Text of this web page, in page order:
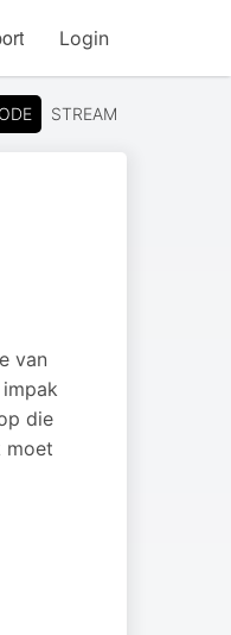
Login
STREAM
van
die
moet